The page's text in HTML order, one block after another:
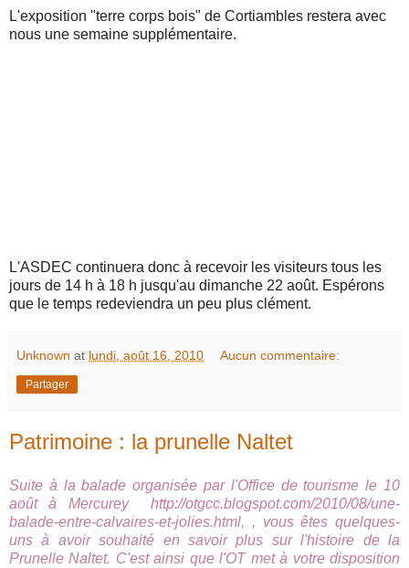
L'exposition "terre corps bois" de Cortiambles restera avec
nous une semaine supplémentaire.
L'ASDEC continuera donc à recevoir les visiteurs tous les
jours de 14 h à 18 h jusqu'au dimanche 22 août. Espérons
que le temps redeviendra un peu plus clément.
Unknown at lundi, août 16, 2010 Aucun commentaire:
Partager
Patrimoine : la prunelle Naltet
Suite à la baladeorganisée par l'Office de tourisme le 10
août à Mercurey http://otgcc.blogspot.com/2010/08/une-
balade-entre-calvaires-et-jolies.html, , vous êtes quelques-
uns à avoir souhaité en savoir plus sur l'histoire de la
Prunelle Naltet. C'est ainsi que l'OT met à votre disposition